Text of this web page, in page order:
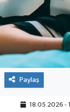
Paylaş
18.05.2026 -